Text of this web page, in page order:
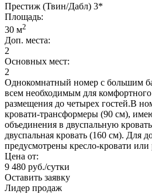
Престиж (Твин/Дабл) 3*
Площадь:
30 м2
Доп. места:
2
Основных мест:
2
Однокомнатный номер с большим
всем необходимым для
размещения до четырех гостей.В
кровати-трансформеры (90 см),
объединения в двуспальную
двуспальная кровать (160 см). Для
предусмотрены кресло-кровати или
Цена от:
9 480 руб./сутки
Оставить заявку
Лидер продаж